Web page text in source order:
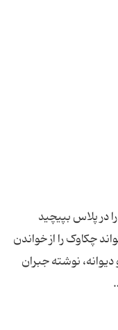
در پلاس بپیچید
چکاوک را از خواندن
دیوانه، نوشته جبران